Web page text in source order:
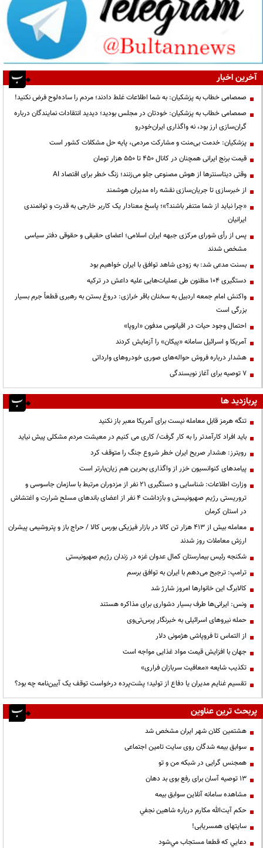
آخرین اخبار
صمصامی خطاب به پزشکیان: به شما اطلاعات غلط دادند؛ مردم را ساده‌لوح فرض نکنید!
صمصامی خطاب به پزشکیان: خودتان در مجلس بودید؛ دیدید انتقادات نمایندگان درباره
گران‌سازی ارز بود، نه واگذاری ایران‌خودرو
پزشکیان: خدمت بی‌منت و مشارکت مردمی، پایه حل مشکلات کشور است
قیمت‌ برنج ایرانی همچنان در کانال ۴۵۰ تا ۵۵۰ هزار تومان
وقتی دیتاسنترها از هوش مصنوعی جلو می‌زنند؛ زنگ خطر برای اقتصاد AI
از خبرسازی تا جریان‌سازی نقشه راه مدیران هوشمند
«چرا نباید از شما متنفر باشند؟»؛ پاسخ معنادار یک کاربر خارجی به قدرت و توانمندی
ایرانیان
پس از رأی شورای مرکزی جبهه ایران اسلامی؛ اعضای حقیقی و حقوقی دفتر سیاسی
مشخص شدند
بسنت مدعی شد: به زودی شاهد توافق با ایران خواهیم بود
دستگیری ۱۰۴ مظنون طی عملیات‌هایی علیه داعش در ترکیه
واکنش امام جمعه اردبیل به سخنان باقر خرازی: دروغ بستن به رهبری قطعاً جرم بسیار
بزرگی است
احتمال وجود حیات در اقیانوس مدفون «اروپا»
آمریکا و اسرائیل سامانه «پیکان» را آزمایش کردند
هشدار درباره فروش حواله‌های صوری خودروهای وارداتی
۷ توصیه برای آغاز نویسندگی
پربازدید ها
تنگه هرمز قابل معامله نیست برای آمریکا معبر باز نکنید
باید افراد کارآمدتر را به کار گرفت/ کاری می کنیم در معیشت مردم مشکلی پیش نیاید
رویترز: هشدار صریح ایران خطر شروع جنگ را متوقف کرد
پیامدهای کنوانسیون خزر از واگذاری بحرین هم زیان‌بارتر است
وزارت اطلاعات: شناسایی و دستگیری ۲۱ نفر از مزدوران مرتبط با سازمان جاسوسی و
تروریستی رژیم صهیونیستی و بازداشت ۴ نفر از اعضای باندهای مسلح شرارت و اغتشاش
در استان کرمان
معامله بیش از ۴۱۳ هزار تن کالا در بازار فیزیکی بورس کالا / حراج باز و پتروشیمی پیشران
ارزش معاملات روز شدند
شکنجه رئیس بیمارستان کمال عدوان غزه در زندان رژیم صهیونیستی
ترامپ: ترجیح می‌دهم با ایران به توافق برسم
کالابرگ این خانوارها امروز شارژ شد
ونس: ایرانی‌ها طرف بسیار دشواری برای مذاکره هستند
حمله نیروهای اسرائیلی به خبرنگار پرس‌تی‌وی
از التماس تا فروپاشی هژمونی دلار
جهان با افزایش قیمت مواد غذایی مواجه است
تکذیب شایعه «معافیت سربازان فراری»
تقسیم غنایم مدیران یا دفاع از تولید؛ پشت‌پرده درخواست توقف یک آیین‌نامه چه بود؟
پربحث ترین عناوین
هشتمین کلان شهر ایران مشخص شد
سوابق بیمه شدگان روی سایت تامین اجتماعی
همجنس گرایی در شبکه من و تو
13 توصیه آسان برای رفع بوی بد دهان
مشاهده سامانه آنلاين سوابق بیمه
حكم آيت‌الله مكارم درباره شاهين نجفي
سایتهای همسریابی!
دعايي كه قطعا مستجاب مي‌شود